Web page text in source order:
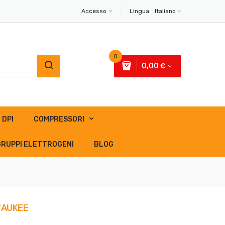
Lingua: Italiano
Accesso
0
0,00 €
DPI COMPRESSORI
ELETTROGENI BLOG